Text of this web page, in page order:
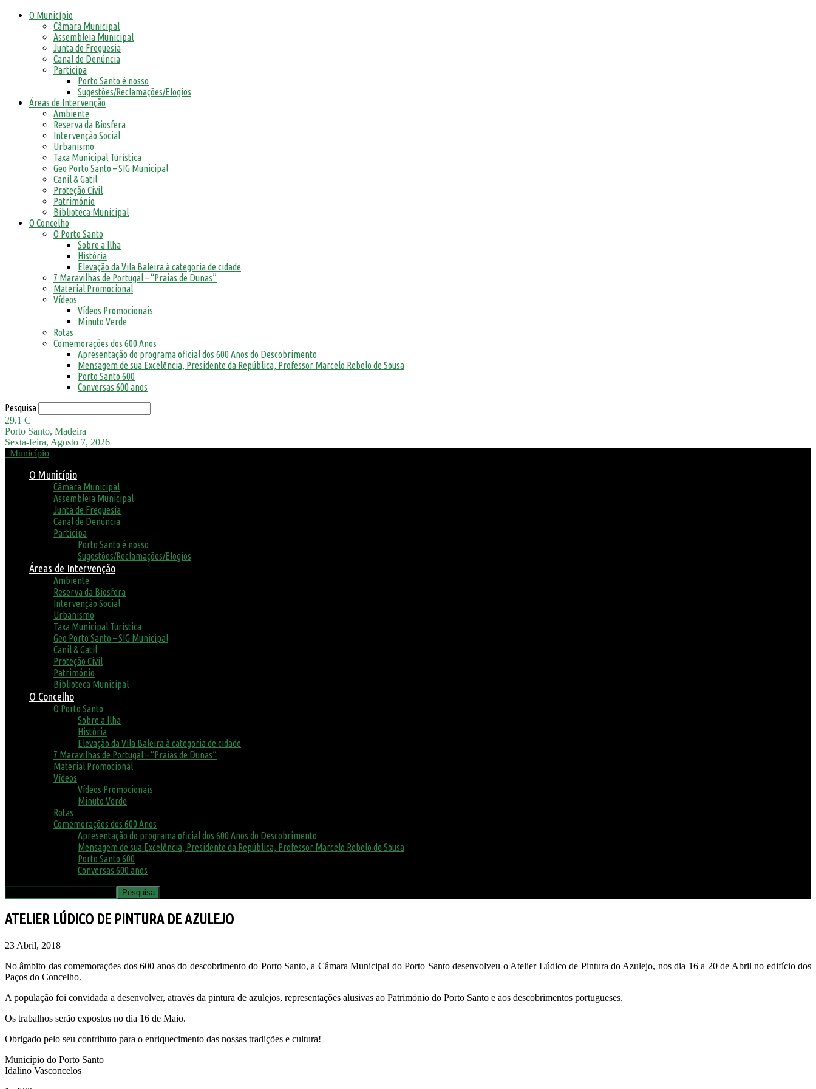
O Município
Câmara Municipal
Assembleia Municipal
Junta de Freguesia
Canal de Denúncia
Participa
Porto Santo é nosso
Sugestões/Reclamações/Elogios
Áreas de Intervenção
Ambiente
Reserva da Biosfera
Intervenção Social
Urbanismo
Taxa Municipal Turística
Geo Porto Santo – SIG Municipal
Canil & Gatil
Proteção Civil
Património
Biblioteca Municipal
O Concelho
O Porto Santo
Sobre a Ilha
História
Elevação da Vila Baleira à categoria de cidade
7 Maravilhas de Portugal – “Praias de Dunas”
Material Promocional
Vídeos
Vídeos Promocionais
Minuto Verde
Rotas
Comemorações dos 600 Anos
Apresentação do programa oficial dos 600 Anos do Descobrimento
Mensagem de sua Excelência, Presidente da República, Professor Marcelo Rebelo de Sousa
Porto Santo 600
Conversas 600 anos
Pesquisa
29.1 C
Porto Santo, Madeira
Sexta-feira, Agosto 7, 2026
Município
O Município
Câmara Municipal
Assembleia Municipal
Junta de Freguesia
Canal de Denúncia
Participa
Porto Santo é nosso
Sugestões/Reclamações/Elogios
Áreas de Intervenção
Ambiente
Reserva da Biosfera
Intervenção Social
Urbanismo
Taxa Municipal Turística
Geo Porto Santo – SIG Municipal
Canil & Gatil
Proteção Civil
Património
Biblioteca Municipal
O Concelho
O Porto Santo
Sobre a Ilha
História
Elevação da Vila Baleira à categoria de cidade
7 Maravilhas de Portugal – “Praias de Dunas”
Material Promocional
Vídeos
Vídeos Promocionais
Minuto Verde
Rotas
Comemorações dos 600 Anos
Apresentação do programa oficial dos 600 Anos do Descobrimento
Mensagem de sua Excelência, Presidente da República, Professor Marcelo Rebelo de Sousa
Porto Santo 600
Conversas 600 anos
ATELIER LÚDICO DE PINTURA DE AZULEJO
23 Abril, 2018
No âmbito das comemorações dos 600 anos do descobrimento do Porto Santo, a Câmara Municipal do Porto Santo desenvolveu o Atelier Lúdico de Pintura do Azulejo, nos dia 16 a 20 de Abril no edifício dos
Paços do Concelho.
A população foi convidada a desenvolver, através da pintura de azulejos, representações alusivas ao Património do Porto Santo e aos descobrimentos portugueses.
Os trabalhos serão expostos no dia 16 de Maio.
Obrigado pelo seu contributo para o enriquecimento das nossas tradições e cultura!
Município do Porto Santo
Idalino Vasconcelos